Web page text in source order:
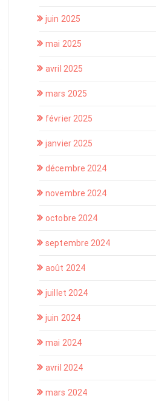
juin 2025
mai 2025
avril 2025
mars 2025
février 2025
janvier 2025
décembre 2024
novembre 2024
octobre 2024
septembre 2024
août 2024
juillet 2024
juin 2024
mai 2024
avril 2024
mars 2024